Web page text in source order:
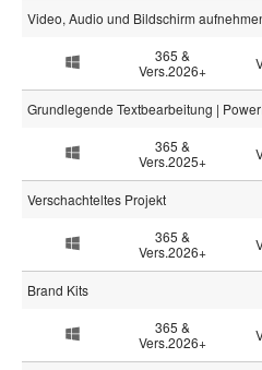
Video, Audio und Bildschirm
365 &
Vers.2026+
Grundlegende Textbearbeitung |
365 &
Vers.2025+
Verschachteltes Projekt
365 &
Vers.2026+
Brand Kits
365 &
Vers.2026+